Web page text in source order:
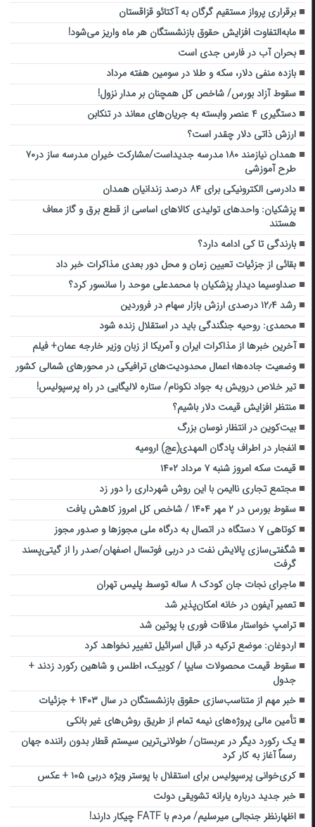
برقراری پرواز مستقیم گرگان به آکتائو قزاقستان
مابه‌التفاوت افزایش حقوق بازنشستگان هر ماه واریز می‌شود!
بحران آب در فارس جدی است
بازده منفی دلار، سکه و طلا در سومین هفته مرداد
سقوط آزاد بورس/ شاخص کل همچنان بر مدار نزول!
دستگیری ۴ عنصر وابسته به جریان‌های معاند در تنکابن
ارزش ذاتی دلار چقدر است؟
همدان نیازمند ۱۸۰ مدرسه جدیداست/مشارکت خیران مدرسه ساز در۷۰
طرح آموزشی
دادرسی الکترونیکی برای ۸۴ درصد ‌زندانیان همدان
پزشکیان: واحدهای تولیدی کالاهای اساسی از قطع برق و گاز معاف
هستند
بارندگی تا کی ادامه دارد؟
بقائی از جزئیات تعیین زمان و محل دور بعدی مذاکرات خبر داد
صداوسیما دیدار پزشکیان با محمدعلی موحد را سانسور کرد؟
رشد ۱۲٫۴ درصدی ارزش بازار سهام در فروردین
محمدی: روحیه جنگندگی باید در استقلال زنده شود
آخرین خبرها از مذاکرات ایران و آمریکا از زبان وزیر خارجه عمان+ فیلم
وضعیت جاده‌ها؛ اعمال محدودیت‌های ترافیکی در محورهای شمالی کشور
تیر خلاص درویش به جواد نکونام/ ستاره لالیگایی در راه پرسپولیس!
منتظر افزایش قیمت دلار باشیم؟
بیت‌کوین در انتظار نوسان بزرگ
‌انفجار در اطراف پادگان المهدی(عج) ارومیه
قیمت سکه امروز شنبه ۷ مرداد ۱۴۰۲
مجتمع تجاری ناایمن با این روش شهرداری را دور زد
سقوط بورس در ۲ مهر ۱۴۰۴ / شاخص کل امروز کاهش یافت
کوتاهی ۷ دستگاه در اتصال به درگاه ملی مجوزها و صدور مجوز
شگفتی‌سازی پالایش نفت در دربی فوتسال اصفهان/صدر را از گیتی‌پسند
گرفت
ماجرای نجات جان کودک ۸ ساله توسط پلیس تهران
تعمیر آیفون در خانه امکان‌پذیر شد
ترامپ خواستار ملاقات فوری با پوتین شد
اردوغان: موضع ترکیه در قبال اسرائیل تغییر نخواهد کرد
سقوط قیمت محصولات سایپا / کوییک، اطلس و شاهین رکورد زدند +
جدول
خبر مهم از متناسب‌سازی حقوق بازنشستگان در سال ۱۴۰۳ + جزئیات
تأمین مالی پروژه‌های نیمه تمام از طریق روش‌های غیر بانکی
یک رکورد دیگر در عربستان/ طولانی‌ترین سیستم قطار بدون راننده جهان
رسماً آغاز به کار کرد
کری‌خوانی پرسپولیس برای استقلال با پوستر ویژه دربی ۱۰۵ + عکس
خبر جدید درباره یارانه تشویقی دولت
اظهارنظر جنجالی میرسلیم/ مردم با FATF چیکار دارند!